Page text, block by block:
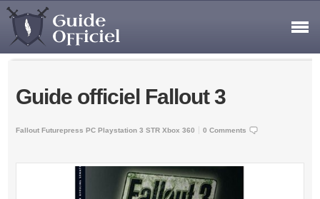
Guide officiel Fallout 3
Fallout Futurepress PC Playstation 3 STR Xbox 360 0 Comments